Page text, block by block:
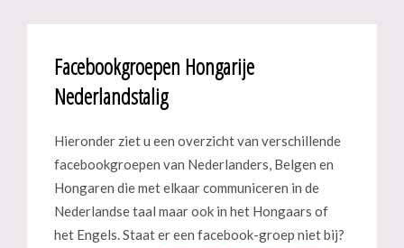
Facebookgroepen Hongarije
Nederlandstalig
Hieronder ziet u een overzicht van verschillende
facebookgroepen van Nederlanders, Belgen en
Hongaren die met elkaar communiceren in de
Nederlandse taal maar ook in het Hongaars of
het Engels. Staat er een facebook-groep niet bij?